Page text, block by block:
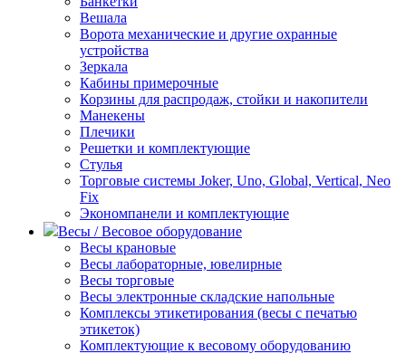
Вешала
Ворота механические и другие охранные
устройства
Зеркала
Кабины примерочные
Корзины для распродаж, стойки и накопители
Манекены
Плечики
Решетки и комплектующие
Стулья
Торговые системы Joker, Uno, Global, Vertical, Neo
Fix
Экономпанели и комплектующие
Весы / Весовое оборудование
Весы крановые
Весы лабораторные, ювелирные
Весы торговые
Весы электронные складские напольные
Комплексы этикетирования (весы с печатью
этикеток)
Комплектующие к весовому оборудованию